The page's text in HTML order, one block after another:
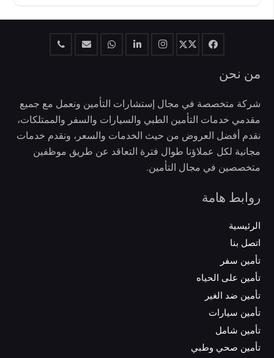
من نحن
شركة متخصصة في مجال إستشارات التأمين ونعمل مع جميع
مقدمي خدمات التأمين الطبي والسيارات والسفر والممتلكات،
نقدم أفضل العروض من حيث الخدمات والسعر، ونقدم خدمات
مجانية لكل عملاؤنا طوال فترة التعاقد عن طريق موظفين
متخصصين في مجال التأمين.
روابط هامة
الرئيسية
اتصل بنا
تأمين سفر
تأمين على الحياه
تأمين ضد الغير
تأمين سيارات
تأمين شامل
تأمين صحي وطبي